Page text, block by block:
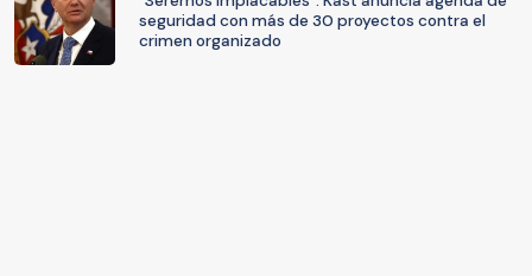
seguridad con más de 30 proyectos contra el
crimen organizado